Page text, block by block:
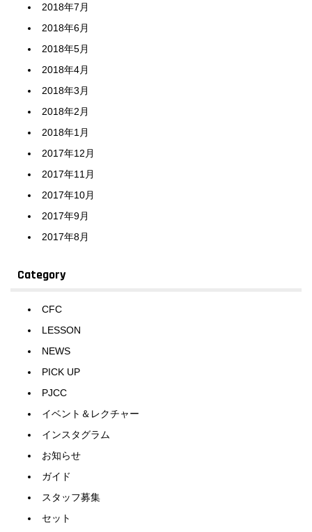
2018年7月
2018年6月
2018年5月
2018年4月
2018年3月
2018年2月
2018年1月
2017年12月
2017年11月
2017年10月
2017年9月
2017年8月
Category
CFC
LESSON
NEWS
PICK UP
PJCC
イベント＆レクチャー
インスタグラム
お知らせ
ガイド
スタッフ募集
セット